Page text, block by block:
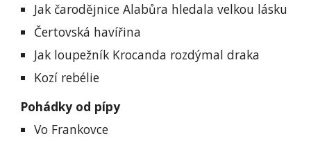
Jak čarodějnice Alabůra hledala velkou lásku
Čertovská havířina
Jak loupežník Krocanda rozdýmal draka
Kozí rebélie
Pohádky od pípy
Vo Frankovce